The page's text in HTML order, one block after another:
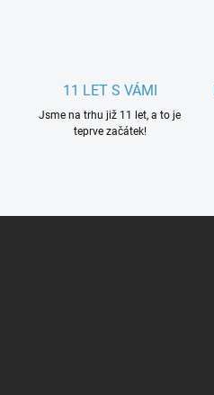
11 LET S VÁMI
Jsme na trhu již 11 let, a to je
teprve začátek!